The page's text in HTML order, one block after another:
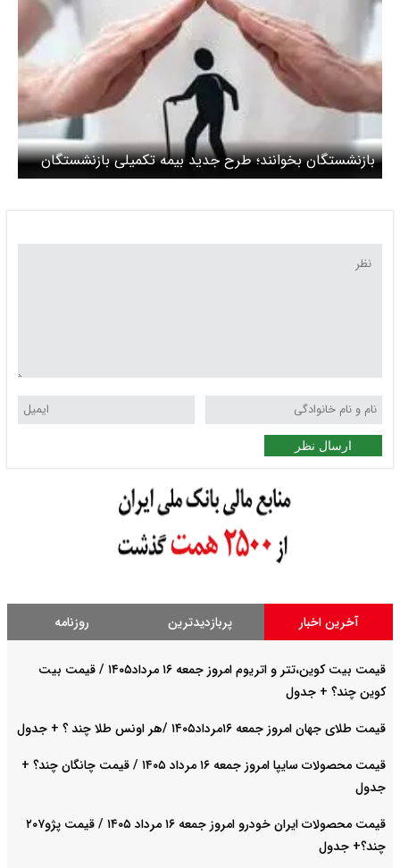
بازنشستگان بخوانند؛ طرح جدید بیمه تکمیلی بازنشستگان
چیست؟
ارسال نظر
آخرین اخبار پربازدیدترین روزنامه
قیمت بیت کوین،تتر و اتریوم امروز جمعه ۱۶ مرداد۱۴۰۵ / قیمت بیت
کوین چند؟ + جدول
قیمت طلای جهان امروز جمعه ۱۶مرداد۱۴۰۵ /هر اونس طلا چند ؟ + جدول
قیمت محصولات سایپا امروز جمعه ۱۶ مرداد ۱۴۰۵ / قیمت چانگان چند؟ +
جدول
قیمت محصولات ایران خودرو امروز جمعه ۱۶ مرداد ۱۴۰۵ / قیمت پژو۲۰۷
چند؟+ جدول